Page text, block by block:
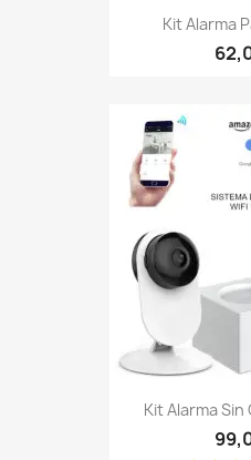
Kit Alarma
Kit Alarma